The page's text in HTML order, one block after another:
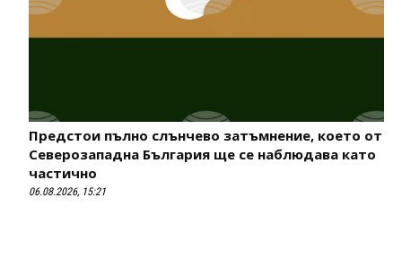
Предстои пълно слънчево затъмнение, което от
Северозападна България ще се наблюдава като
частично
06.08.2026, 15:21